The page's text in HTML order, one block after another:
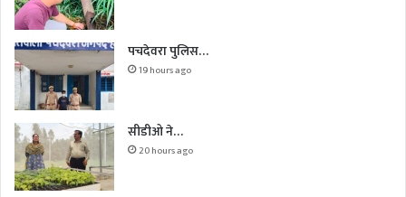
पचदेवरा पुलिस…
19 hours ago
सीडीओ ने…
20 hours ago